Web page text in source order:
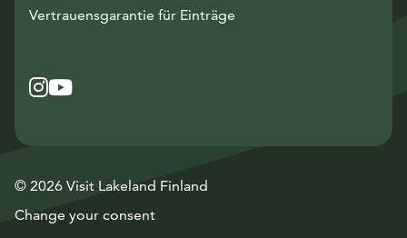
Vertrauensgarantie für Einträge
Instagram
Avautuu uuteen ikkunaan
YouTube
Avautuu uuteen ikkunaan
© 2026 Visit Lakeland Finland
Change your consent